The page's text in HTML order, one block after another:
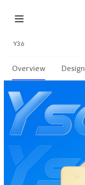
Y36
Overview Design